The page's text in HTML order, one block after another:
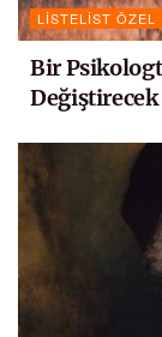
LISTELIST ÖZEL
Bir